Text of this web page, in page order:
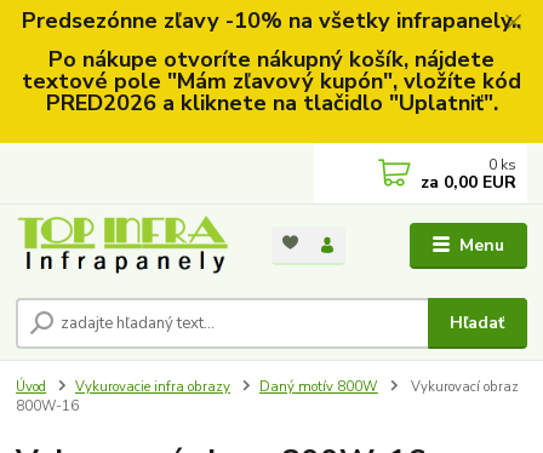
Predsezónne zľavy -10% na všetky infrapanely..
Po nákupe otvoríte nákupný košík, nájdete
textové pole "Mám zľavový kupón", vložíte kód
PRED2026 a kliknete na tlačidlo "Uplatniť".
Menu
Hľadať
0 ks
za 0,00 EUR
Úvod Vykurovacie infra obrazy Daný motív 800W
Vykurovací obraz
800W-16